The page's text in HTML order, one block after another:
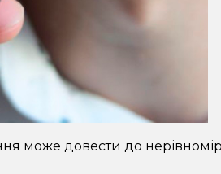
може довести до